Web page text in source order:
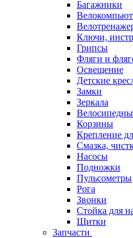
Багажники
Ключи,
Грипсы
Фляги и
Освещение
Детские
Замки
Зеркала
Корзины
Крепление
Смазка,
Насосы
Подножки
Пульсометры
Рога
Звонки
Стойка для
Щитки
Запчасти